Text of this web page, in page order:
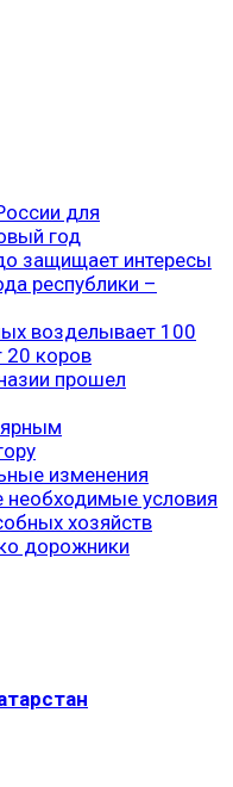
для
год
защищает интересы
республики –
возделывает 100
20 коров
прошел
изменения
необходимые условия
хозяйств
дорожники